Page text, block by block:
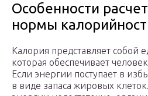
Особенности
нормы
Калория представляет собой
которая обеспечивает
Если энергии поступает в
в виде запаса жировых